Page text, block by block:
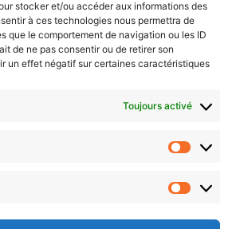
stocker et/ou accéder aux informations des
à ces technologies nous permettra de
que le comportement de navigation ou les ID
de ne pas consentir ou de retirer son
un effet négatif sur certaines caractéristiques
Toujours activé
: matin, soir ou hebdo ?